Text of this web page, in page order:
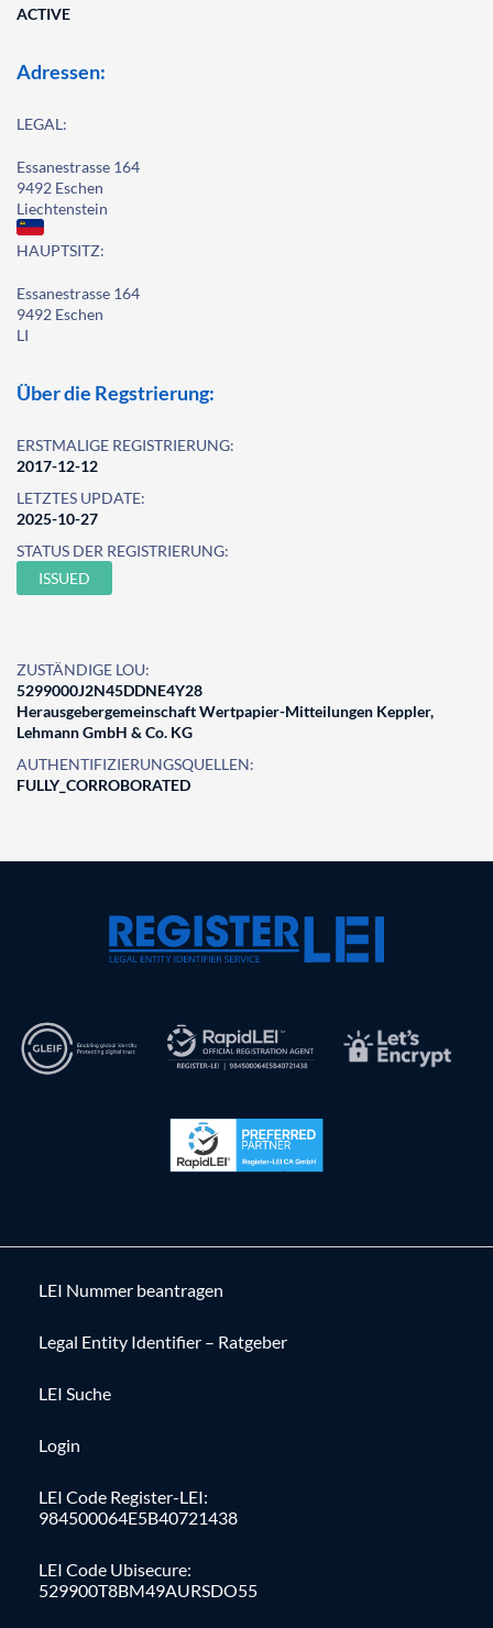
ACTIVE
Adressen:
LEGAL:
Essanestrasse 164
9492 Eschen
Liechtenstein
HAUPTSITZ:
Essanestrasse 164
9492 Eschen
LI
Über die Regstrierung:
ERSTMALIGE REGISTRIERUNG:
2017-12-12
LETZTES UPDATE:
2025-10-27
STATUS DER REGISTRIERUNG:
ISSUED
ZUSTÄNDIGE LOU:
5299000J2N45DDNE4Y28
Herausgebergemeinschaft Wertpapier-Mitteilungen Keppler,
Lehmann GmbH & Co. KG
AUTHENTIFIZIERUNGSQUELLEN:
FULLY_CORROBORATED
LEI Nummer beantragen
Legal Entity Identifier – Ratgeber
LEI Suche
Login
LEI Code Register-LEI:
984500064E5B40721438
LEI Code Ubisecure:
529900T8BM49AURSDO55